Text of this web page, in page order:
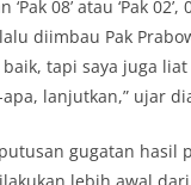
08’ atau ‘Pak
diimbau Pak
tapi saya juga
lanjutkan,” ujar
gugatan hasil